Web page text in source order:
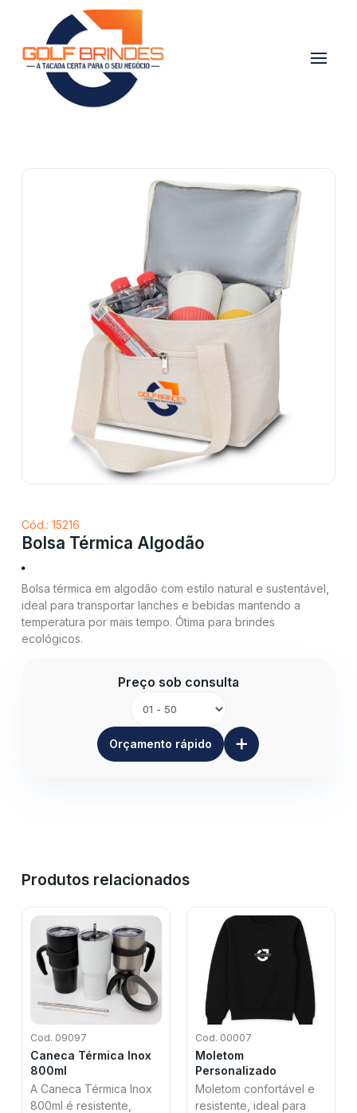
Cód.: 15216
Bolsa Térmica Algodão
Bolsa térmica em algodão com estilo natural e sustentável,
ideal para transportar lanches e bebidas mantendo a
temperatura por mais tempo. Ótima para brindes
ecológicos.
Preço sob consulta
Orçamento rápido +
Produtos relacionados
Cod. 09097
Caneca Térmica Inox
800ml
A Caneca Térmica Inox
800ml é resistente,
Cod. 00007
Moletom
Personalizado
Moletom confortável e
resistente, ideal para